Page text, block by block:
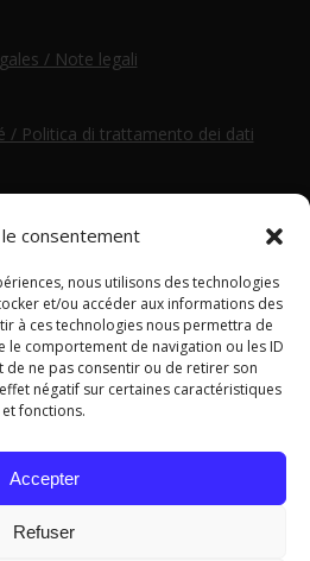
consentement
nous utilisons des technologies
et/ou accéder aux informations des
à ces technologies nous permettra de
le comportement de navigation ou les ID
de ne pas consentir ou de retirer son
négatif sur certaines caractéristiques
et fonctions.
Accepter
Refuser
/ Note legali
/ Politica di trattamento dei dati
régional dans le cadre du programme Interreg ALCOTRA
2014–2020